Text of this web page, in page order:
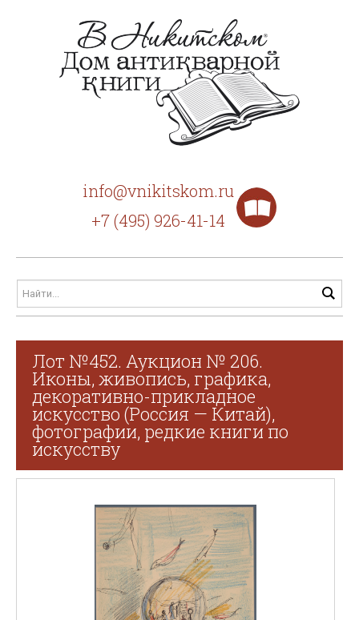
info@vnikitskom.ru
+7 (495) 926-41-14
Лот №452. Аукцион № 206.
Иконы, живопись, графика,
декоративно-прикладное
искусство (Россия — Китай),
фотографии, редкие книги по
искусству